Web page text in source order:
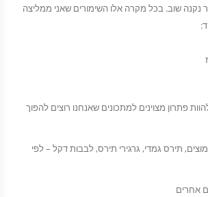
נקנה שוב. בכל מקרה אלו השימורים שאני ממליצה
פתרון מצוינים למתכונים שאנחנו רוצים להפוך
תירס גמדי, גרגירי תירס, לבבות דקל – לפי
אחרים